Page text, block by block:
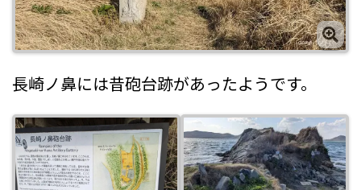
長崎ノ鼻には昔砲台跡があったようです。